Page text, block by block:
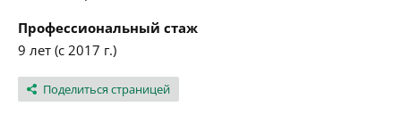
Профессиональный стаж
9 лет (с 2017 г.)
Поделиться страницей